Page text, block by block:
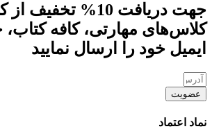
جهت دریافت 10% تخفیف
کلاس‌های مهارتی، کافه
ایمیل خود را ارسال نمایید
عضویت
نماد اعتماد